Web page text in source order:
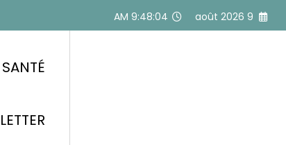
Aller
9 août 2026
9:48:05 AM
SANTÉ